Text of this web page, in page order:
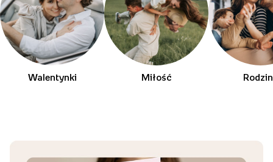
Walentynki Miłość